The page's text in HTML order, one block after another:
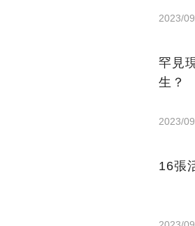
2023/
罕見
生？
2023/
16張